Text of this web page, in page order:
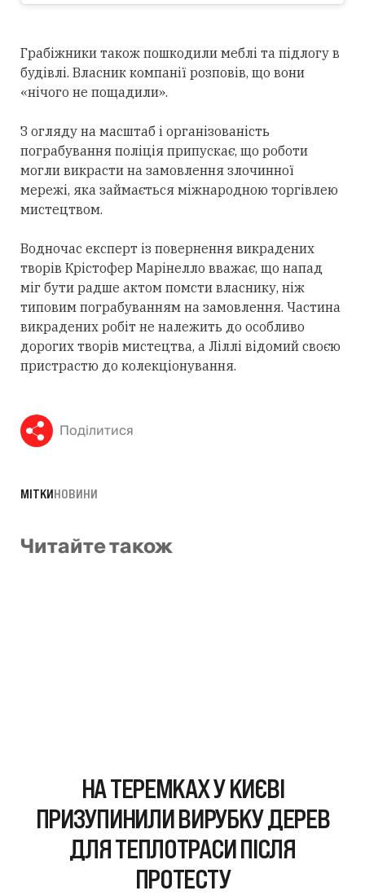
Грабіжники також пошкодили меблі та підлогу в
будівлі. Власник компанії розповів, що вони
«нічого не пощадили».
З огляду на масштаб і організованість
пограбування поліція припускає, що роботи
могли викрасти на замовлення злочинної
мережі, яка займається міжнародною торгівлею
мистецтвом.
Водночас експерт із повернення викрадених
творів Крістофер Марінелло вважає, що напад
міг бути радше актом помсти власнику, ніж
типовим пограбуванням на замовлення. Частина
викрадених робіт не належить до особливо
дорогих творів мистецтва, а Ліллі відомий своєю
пристрастю до колекціонування.
Поділитися
МІТКИНОВИНИ
Читайте також
НА ТЕРЕМКАХ У КИЄВІ
ПРИЗУПИНИЛИ ВИРУБКУ ДЕРЕВ
ДЛЯ ТЕПЛОТРАСИ ПІСЛЯ
ПРОТЕСТУ